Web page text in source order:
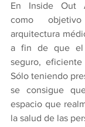
En Inside Out
como
arquitectura
a fin de que el
seguro,
Sólo teniendo
se consigue
espacio que
la salud de las